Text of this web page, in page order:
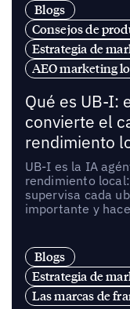
Blogs
Consejos de
Estrategia de
AEO marketing
Qué es UB-I:
convierte el
rendimiento
UB-I es la IA
rendimiento
supervisa cada
importante y
Blogs
Estrategia de
Las marcas de